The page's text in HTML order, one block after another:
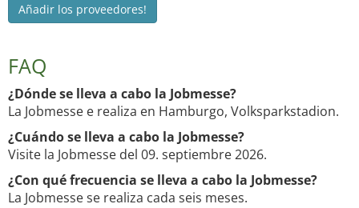
Añadir los proveedores!
FAQ
¿Dónde se lleva a cabo la Jobmesse?
La Jobmesse e realiza en Hamburgo, Volksparkstadion.
¿Cuándo se lleva a cabo la Jobmesse?
Visite la Jobmesse del 09. septiembre 2026.
¿Con qué frecuencia se lleva a cabo la Jobmesse?
La Jobmesse se realiza cada seis meses.